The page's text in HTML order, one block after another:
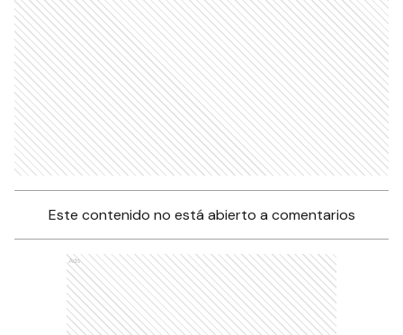
Este contenido no está abierto a comentarios
Ads